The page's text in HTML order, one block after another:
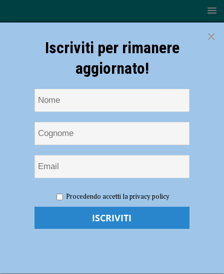
della Placentia Half Marathon 2023, Confalonieri: “Un’edizione
speciale, è una festa di primavera” – AUDIO
Il bilancio della Placentia Half Marathon
×
Iscriviti per rimanere
aggiornato!
Procedendo accetti la privacy policy